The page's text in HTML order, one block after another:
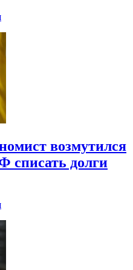
возмутился
списать долги